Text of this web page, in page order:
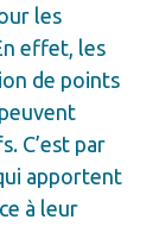
les
effet, les
de points
C’est par
apportent
à leur